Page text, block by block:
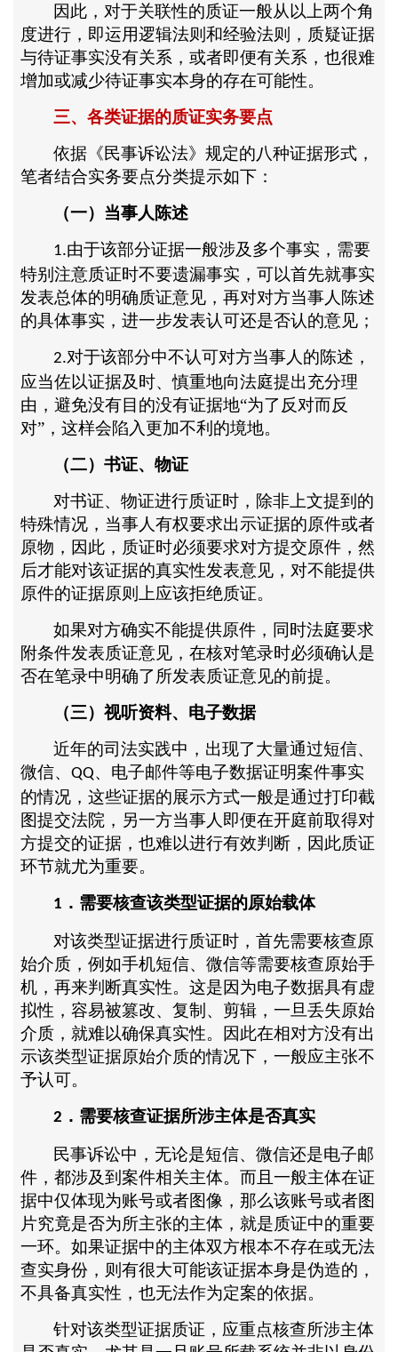
因此，对于关联性的质证一般从以上两个角
度进行，即运用逻辑法则和经验法则，质疑证据
与待证事实没有关系，或者即便有关系，也很难
增加或减少待证事实本身的存在可能性。
三、各类证据的质证实务要点
依据《民事诉讼法》规定的八种证据形式，
笔者结合实务要点分类提示如下：
（一）当事人陈述
1.由于该部分证据一般涉及多个事实，需要
特别注意质证时不要遗漏事实，可以首先就事实
发表总体的明确质证意见，再对对方当事人陈述
的具体事实，进一步发表认可还是否认的意见；
2.对于该部分中不认可对方当事人的陈述，
应当佐以证据及时、慎重地向法庭提出充分理
由，避免没有目的没有证据地“为了反对而反
对”，这样会陷入更加不利的境地。
（二）书证、物证
对书证、物证进行质证时，除非上文提到的
特殊情况，当事人有权要求出示证据的原件或者
原物，因此，质证时必须要求对方提交原件，然
后才能对该证据的真实性发表意见，对不能提供
原件的证据原则上应该拒绝质证。
如果对方确实不能提供原件，同时法庭要求
附条件发表质证意见，在核对笔录时必须确认是
否在笔录中明确了所发表质证意见的前提。
（三）视听资料、电子数据
近年的司法实践中，出现了大量通过短信、
微信、QQ、电子邮件等电子数据证明案件事实
的情况，这些证据的展示方式一般是通过打印截
图提交法院，另一方当事人即便在开庭前取得对
方提交的证据，也难以进行有效判断，因此质证
环节就尤为重要。
1 ．需要核查该类型证据的原始载体
对该类型证据进行质证时，首先需要核查原
始介质，例如手机短信、微信等需要核查原始手
机，再来判断真实性。这是因为电子数据具有虚
拟性，容易被篡改、复制、剪辑，一旦丢失原始
介质，就难以确保真实性。因此在相对方没有出
示该类型证据原始介质的情况下，一般应主张不
予认可。
2 ．需要核查证据所涉主体是否真实
民事诉讼中，无论是短信、微信还是电子邮
件，都涉及到案件相关主体。而且一般主体在证
据中仅体现为账号或者图像，那么该账号或者图
片究竟是否为所主张的主体，就是质证中的重要
一环。如果证据中的主体双方根本不存在或无法
查实身份，则有很大可能该证据本身是伪造的，
不具备真实性，也无法作为定案的依据。
针对该类型证据质证，应重点核查所涉主体